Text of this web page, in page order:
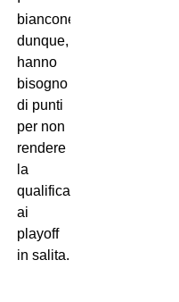
bianconeri,
dunque,
hanno
bisogno
di punti
per non
rendere
la
qualificazione
ai
playoff
in salita.